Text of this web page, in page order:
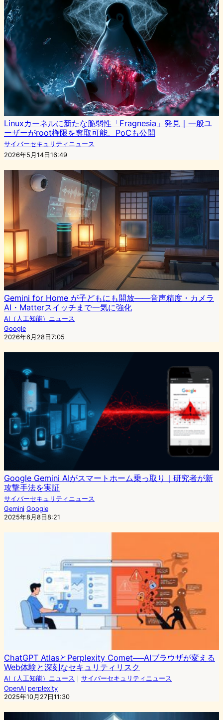
Linuxカーネルに新たな脆弱性「Fragnesia」発見｜一般ユ
ーザーがroot権限を奪取可能、PoCも公開
サイバーセキュリティニュース
2026年5月14日16:49
Gemini for Home が子どもにも開放——音声精度・カメラ
AI・Matterスイッチまで一気に強化
AI（人工知能）ニュース
Google
2026年6月28日7:05
Google Gemini AIがスマートホーム乗っ取り｜研究者が新
攻撃手法を実証
サイバーセキュリティニュース
Gemini Google
2025年8月8日8:21
ChatGPT AtlasとPerplexity Comet──AIブラウザが変える
Web体験と深刻なセキュリティリスク
AI（人工知能）ニュース ｜ サイバーセキュリティニュース
OpenAI perplexity
2025年10月27日11:30